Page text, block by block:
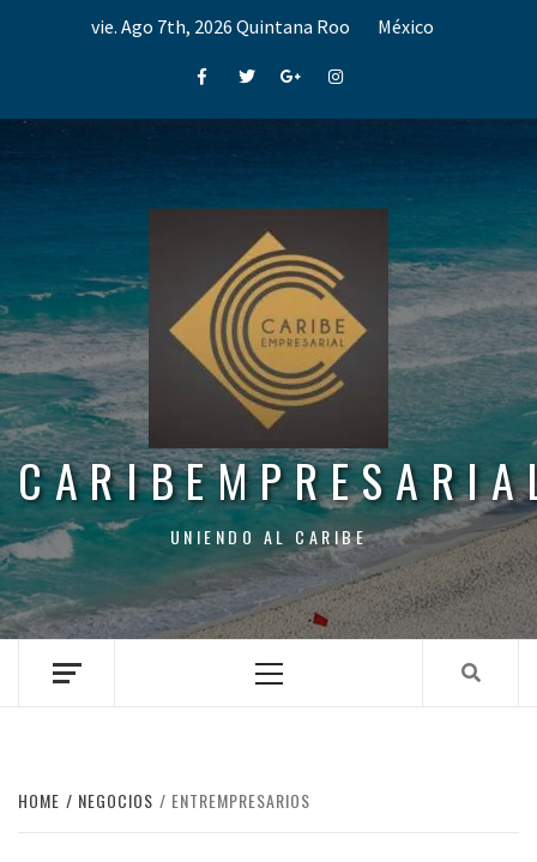
vie. Ago 7th, 2026 Quintana Roo México
FacebookTwitterGoogle+Instagram
UNIENDO AL CARIBE
Menu
HOME NEGOCIOS ENTREMPRESARIOS